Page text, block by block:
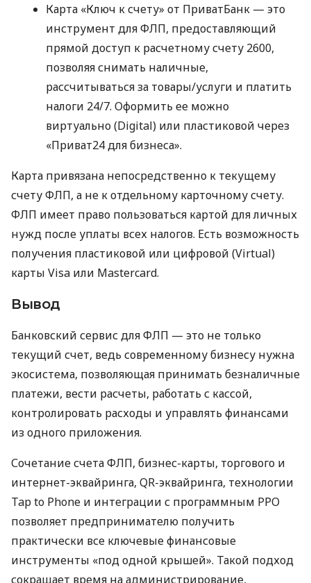
Карта «Ключ к счету» от ПриватБанк — это
инструмент для ФЛП, предоставляющий
прямой доступ к расчетному счету 2600,
позволяя снимать наличные,
рассчитываться за товары/услуги и платить
налоги 24/7. Оформить ее можно
виртуально (Digital) или пластиковой через
«Приват24 для бизнеса».
Карта привязана непосредственно к текущему
счету ФЛП, а не к отдельному карточному счету.
ФЛП имеет право пользоваться картой для личных
нужд после уплаты всех налогов. Есть возможность
получения пластиковой или цифровой (Virtual)
карты Visa или Mastercard.
Вывод
Банковский сервис для ФЛП — это не только
текущий счет, ведь современному бизнесу нужна
экосистема, позволяющая принимать безналичные
платежи, вести расчеты, работать с кассой,
контролировать расходы и управлять финансами
из одного приложения.
Сочетание счета ФЛП, бизнес-карты, торгового и
интернет-эквайринга, QR-эквайринга, технологии
Tap to Phone и интеграции с программным РРО
позволяет предпринимателю получить
практически все ключевые финансовые
инструменты «под одной крышей». Такой подход
сокращает время на администрирование,